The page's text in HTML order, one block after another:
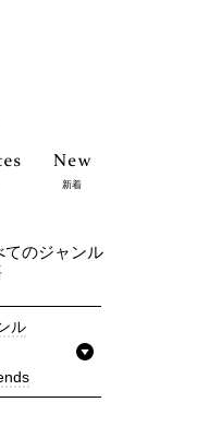
新着
てのジャンル
ル